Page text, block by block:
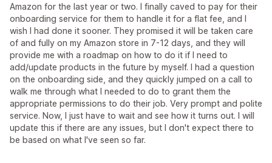
Amazon for the last year or two. I finally caved to pay for their
onboarding service for them to handle it for a flat fee, and I
wish I had done it sooner. They promised it will be taken care
of and fully on my Amazon store in 7-12 days, and they will
provide me with a roadmap on how to do it if I need to
add/update products in the future by myself. I had a question
on the onboarding side, and they quickly jumped on a call to
walk me through what I needed to do to grant them the
appropriate permissions to do their job. Very prompt and polite
service. Now, I just have to wait and see how it turns out. I will
update this if there are any issues, but I don't expect there to
be based on what I've seen so far.